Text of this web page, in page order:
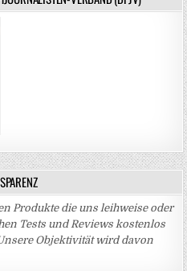
Produkte die uns leihweise oder
Tests und Reviews kostenlos
Objektivität wird davon